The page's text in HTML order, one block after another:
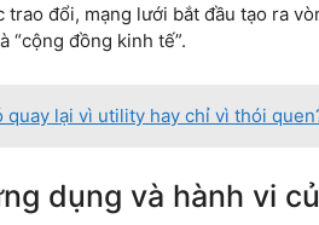
đổi, mạng lưới bắt đầu tạo ra
“cộng đồng kinh tế”.
lại vì utility hay chỉ vì thói
dụng và hành vi